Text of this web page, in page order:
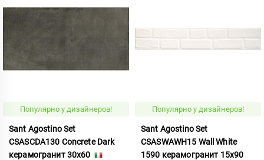
Популярно у дизайнеров!
Sant Agostino Set
CSASCDA130 Concrete Dark
керамогранит 30x60
Популярно у дизайнеров!
Sant Agostino Set
CSASWAWH15 Wall White
1590 керамогранит 15x90